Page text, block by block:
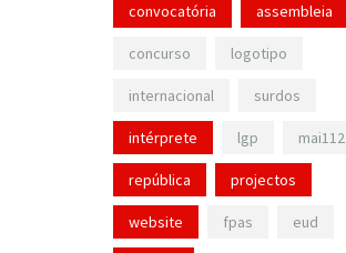
convocatória assembleia
concurso logotipo
internacional surdos
intérprete lgp mai112
república projectos
website fpas eud